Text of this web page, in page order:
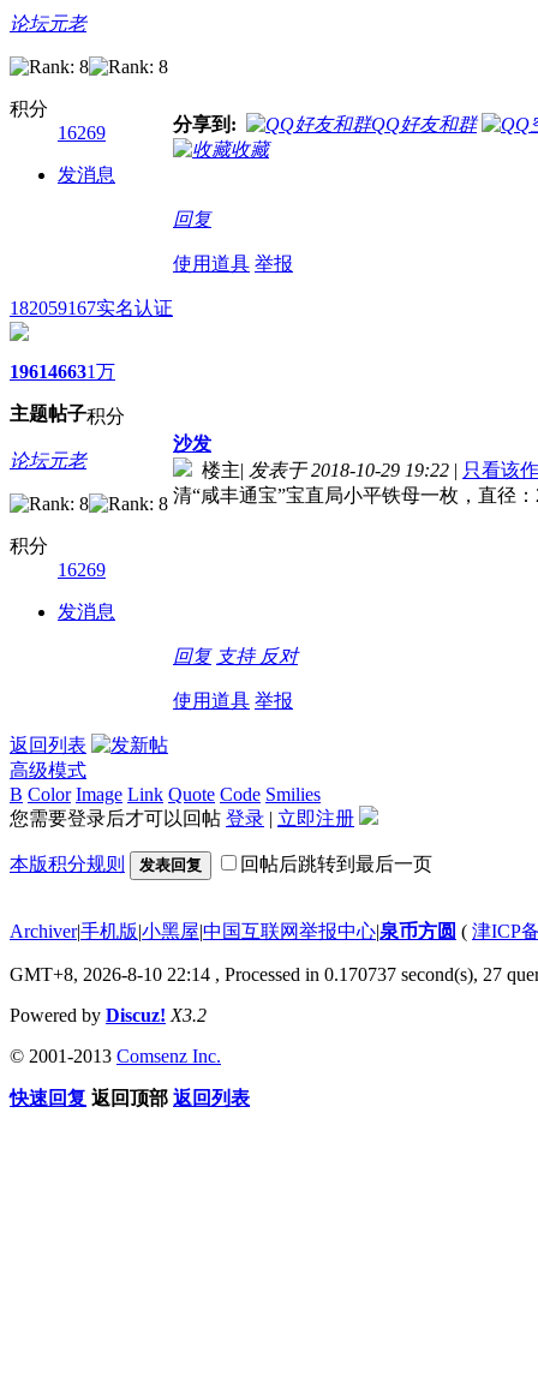
论坛元老
积分
16269
发消息
分享到:
QQ好友和群
收藏
回复
使用道具 举报
182059167实名认证
1961
主题
4663
帖子
1万
积分
论坛元老
积分
16269
发消息
沙发
楼主| 发表于 2018-10-29 19:22 | 只看该
清“咸丰通宝”宝直局小平铁母一枚，直径
回复 支持 反对
使用道具 举报
返回列表
高级模式
B Color Image Link Quote Code Smilies
您需要登录后才可以回帖 登录 | 立即注册
本版积分规则 发表回复 回帖后跳转到最后一页
Archiver|手机版|小黑屋|中国互联网举报中心|泉币方圆 ( 津ICP
GMT+8, 2026-8-10 22:14 , Processed in 0.170737 second(s), 27
Powered by Discuz! X3.2
© 2001-2013 Comsenz Inc.
快速回复 返回顶部 返回列表